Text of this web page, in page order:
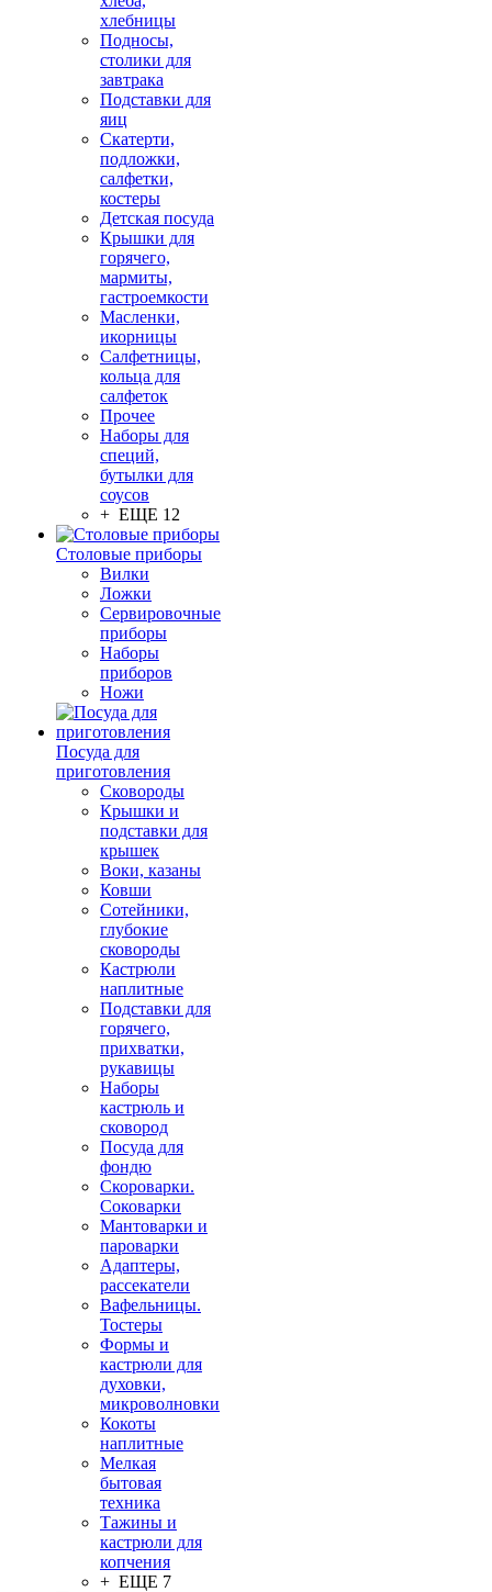
хлебницы
Подносы,
столики для
завтрака
Подставки для
яиц
Скатерти,
подложки,
салфетки,
костеры
Детская посуда
Крышки для
горячего,
мармиты,
гастроемкости
Масленки,
икорницы
Салфетницы,
кольца для
салфеток
Прочее
Наборы для
специй,
бутылки для
соусов
+ ЕЩЕ 12
Столовые приборы
Вилки
Ложки
Сервировочные
приборы
Наборы
приборов
Ножи
Посуда для
приготовления
Сковороды
Крышки и
подставки для
крышек
Воки, казаны
Ковши
Сотейники,
глубокие
сковороды
Кастрюли
наплитные
Подставки для
горячего,
прихватки,
рукавицы
Наборы
кастрюль и
сковород
Посуда для
фондю
Скороварки.
Соковарки
Мантоварки и
пароварки
Адаптеры,
рассекатели
Вафельницы.
Тостеры
Формы и
кастрюли для
духовки,
микроволновки
Кокоты
наплитные
Мелкая
бытовая
техника
Тажины и
кастрюли для
копчения
+ ЕЩЕ 7